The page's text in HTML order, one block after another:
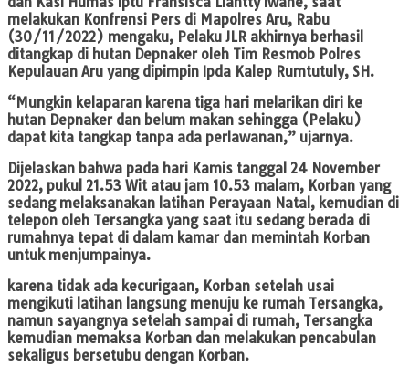
melakukan Konfrensi Pers di Mapolres Aru, Rabu
(30/11/2022) mengaku, Pelaku JLR akhirnya berhasil
ditangkap di hutan Depnaker oleh Tim Resmob Polres
Kepulauan Aru yang dipimpin Ipda Kalep Rumtutuly, SH.
“Mungkin kelaparan karena tiga hari melarikan diri ke
hutan Depnaker dan belum makan sehingga (Pelaku)
dapat kita tangkap tanpa ada perlawanan,” ujarnya.
Dijelaskan bahwa pada hari Kamis tanggal 24 November
2022, pukul 21.53 Wit atau jam 10.53 malam, Korban yang
sedang melaksanakan latihan Perayaan Natal, kemudian di
telepon oleh Tersangka yang saat itu sedang berada di
rumahnya tepat di dalam kamar dan memintah Korban
untuk menjumpainya.
karena tidak ada kecurigaan, Korban setelah usai
mengikuti latihan langsung menuju ke rumah Tersangka,
namun sayangnya setelah sampai di rumah, Tersangka
kemudian memaksa Korban dan melakukan pencabulan
sekaligus bersetubu dengan Korban.